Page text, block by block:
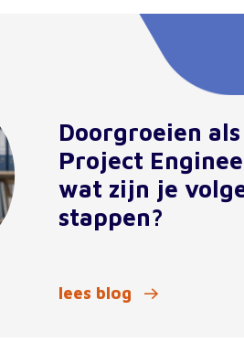
Doorgroeien als
Project
wat zijn je
stappen?
lees blog